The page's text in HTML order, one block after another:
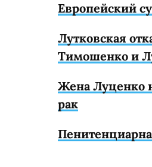
Европейский
Лутковская
Тимошенко и
Жена Луценко
рак